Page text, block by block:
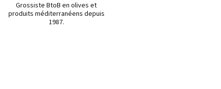
Grossiste BtoB en olives et
produits méditerranéens depuis
1987.